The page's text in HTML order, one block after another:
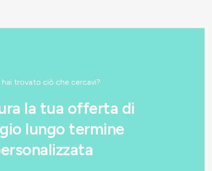
trovato ciò che cercavi?
la tua offerta di
lungo termine